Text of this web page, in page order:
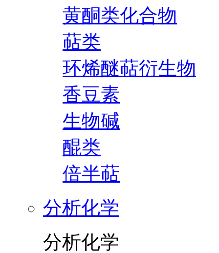
黄酮类化合物
萜类
环烯醚萜衍生物
香豆素
生物碱
醌类
倍半萜
分析化学
分析化学